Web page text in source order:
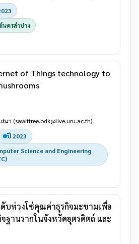
นครลำปาง
of Things technology to
มา (sawittree.odk@live.uru.ac.th)
ปี 2023
Science and Engineering
บห่วงโซ่คุณค่าธุรกิจมะขามเพื่อ
จฐานรากในจังหวัดอุตรดิตถ์ และ